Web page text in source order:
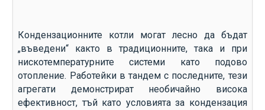
Кондензационните котли могат лесно да бъдат
„въведени“ както в традиционните, така и при
нискотемпературните системи като подово
отопление. Работейки в тандем с последните, тези
агрегати демонстрират необичайно висока
ефективност, тъй като условията за кондензация